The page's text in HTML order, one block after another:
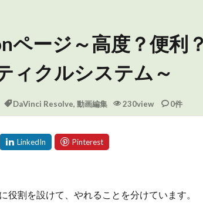
ページ～高度？便利？
ィクルシステム～
DaVinci Resolve, 動画編集 230view 0件
役割を設けて、やれることを分けています。